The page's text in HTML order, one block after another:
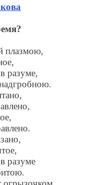
плазмою,
разуме,
разуме